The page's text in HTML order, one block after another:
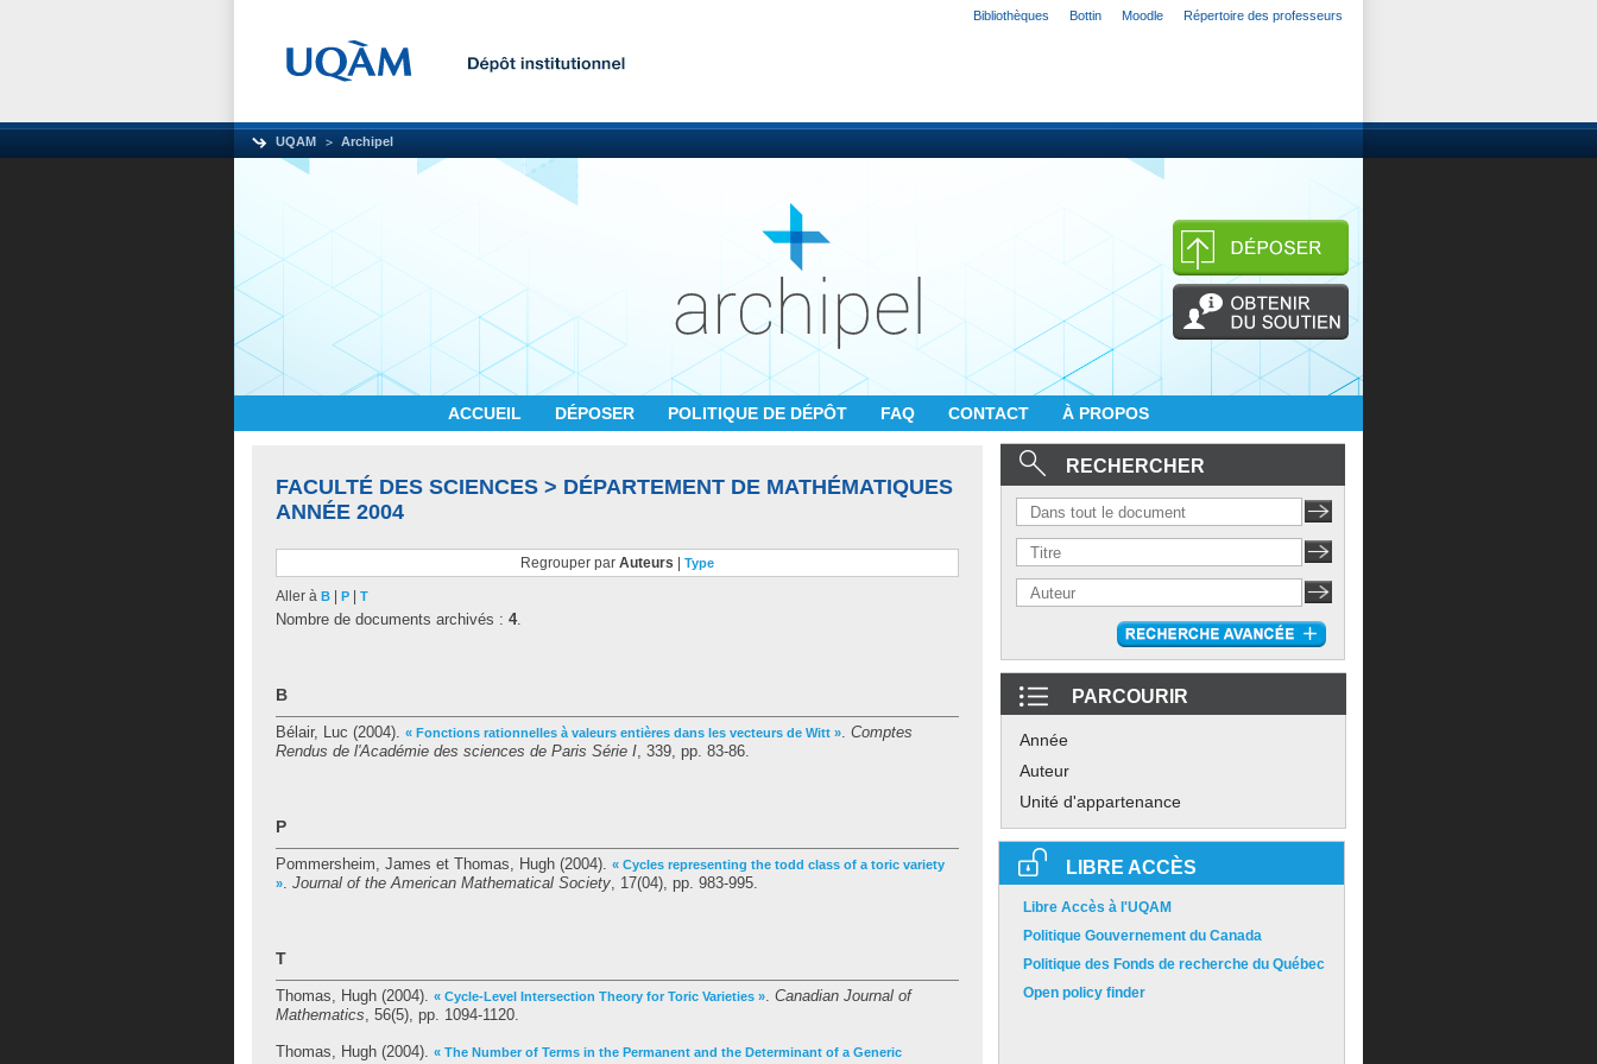
Bibliothèques Bottin Moodle Répertoire des professeurs
UQAM Archipel
ACCUEIL DÉPOSER POLITIQUE DE DÉPÔT FAQ CONTACT À PROPOS
FACULTÉ DES SCIENCES > DÉPARTEMENT DE MATHÉMATIQUES
ANNÉE 2004
Regrouper par Auteurs Type
Aller à B P T
Nombre de documents archivés : 4.
B
Bélair, Luc (2004). « Fonctions rationnelles à valeurs entières dans les vecteurs de Witt ». Comptes
Rendus de l'Académie des sciences de Paris Série I, 339, pp. 83-86.
P
Pommersheim, James et Thomas, Hugh (2004). « Cycles representing the todd class of a toric variety
». Journal of the American Mathematical Society, 17(04), pp. 983-995.
T
Thomas, Hugh (2004). « Cycle-Level Intersection Theory for Toric Varieties ». Canadian Journal of
Mathematics, 56(5), pp. 1094-1120.
Thomas, Hugh (2004). « The Number of Terms in the Permanent and the Determinant of a Generic
RECHERCHER
PARCOURIR
Année
Auteur
Unité d'appartenance
LIBRE ACCÈS
Libre Accès à l'UQAM
Politique Gouvernement du Canada
Politique des Fonds de recherche du Québec
Open policy finder